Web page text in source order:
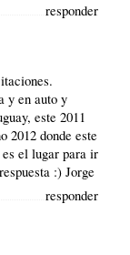
responder
y en auto y
este 2011
2012 donde este
es el lugar para ir
:) Jorge
responder